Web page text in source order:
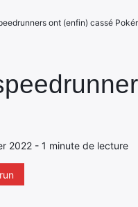
2022 - 1 minute de lecture
ont (enfin) cassé